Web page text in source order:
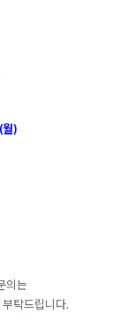
)
의는
탁드립니다.